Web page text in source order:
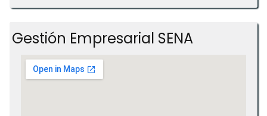
Gestión Empresarial SENA